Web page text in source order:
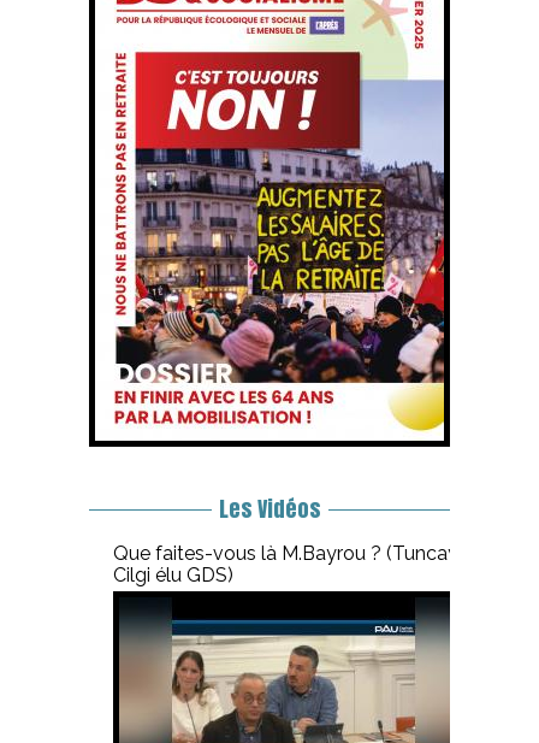
Les Vidéos
Que faites-vous là M.Bayrou ? (Tuncay
Cilgi élu GDS)